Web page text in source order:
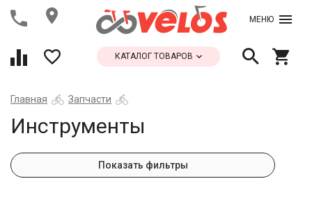
МЕНЮ
КАТАЛОГ ТОВАРОВ
Главная Запчасти
Инструменты
Показать фильтры